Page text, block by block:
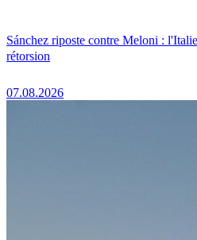
Sánchez riposte contre Meloni :
rétorsion
07.08.2026